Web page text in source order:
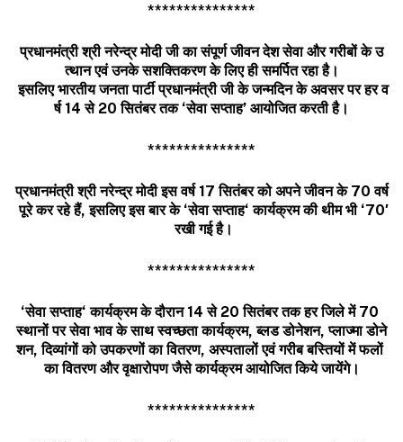
***************
प्रधानमंत्री श्री नरेन्द्र मोदी जी का संपूर्ण जीवन देश सेवा और गरीबों के उ
त्थान एवं उनके सशक्तिकरण के लिए ही समर्पित रहा है।
इसलिए भारतीय जनता पार्टी प्रधानमंत्री जी के जन्मदिन के अवसर पर हर व
र्ष14से20सितंबर तक‘सेवा सप्ताह’ आयोजित करती है।
***************
प्रधानमंत्री श्री नरेन्द्र मोदी इस वर्ष17सितंबर को अपने जीवन के70वर्ष
पूरे कर रहे हैं,इसलिए इस बार के‘सेवा सप्ताह‘कार्यक्रम की थीम भी‘70′
रखी गई है।
***************
‘सेवा सप्ताह‘कार्यक्रम के दौरान14से20सितंबर तक हर जिले में70
स्थानों पर सेवा भाव के साथ स्वच्छता कार्यक्रम,ब्लड डोनेशन,प्लाज्मा डोने
शन,दिव्यांगों को उपकरणों का वितरण, अस्पतालों एवं गरीब बस्तियों में फलों
का वितरण और वृक्षारोपण जैसे कार्यक्रम आयोजित किये जायेंगे।
***************